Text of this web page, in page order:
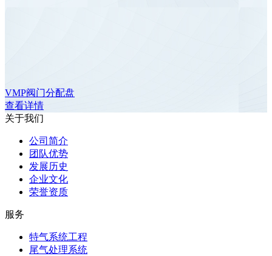
VMP阀门分配盘
查看详情
关于我们
公司简介
团队优势
发展历史
企业文化
荣誉资质
服务
特气系统工程
尾气处理系统